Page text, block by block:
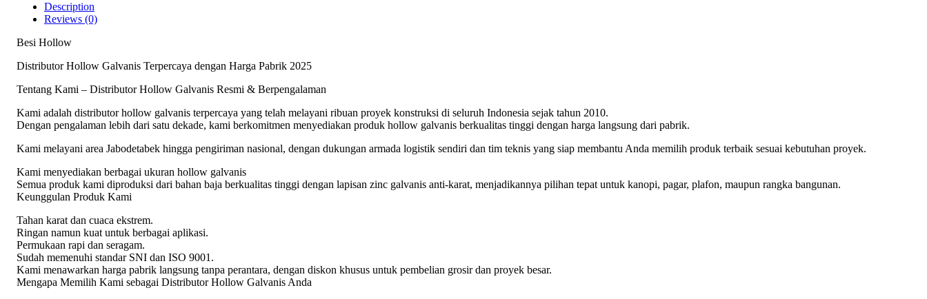
Description
Reviews (0)
Besi Hollow
Distributor Hollow Galvanis Terpercaya dengan Harga Pabrik 2025
Tentang Kami – Distributor Hollow Galvanis Resmi & Berpengalaman
Kami adalah distributor hollow galvanis terpercaya yang telah melayani ribuan proyek konstruksi di seluruh Indonesia sejak tahun 2010.
Dengan pengalaman lebih dari satu dekade, kami berkomitmen menyediakan produk hollow galvanis berkualitas tinggi dengan harga langsung dari pabrik.
Kami melayani area Jabodetabek hingga pengiriman nasional, dengan dukungan armada logistik sendiri dan tim teknis yang siap membantu Anda memilih produk terbaik sesuai kebutuhan proyek.
Kami menyediakan berbagai ukuran hollow galvanis
Semua produk kami diproduksi dari bahan baja berkualitas tinggi dengan lapisan zinc galvanis anti-karat, menjadikannya pilihan tepat untuk kanopi, pagar, plafon, maupun rangka bangunan.
Keunggulan Produk Kami
Tahan karat dan cuaca ekstrem.
Ringan namun kuat untuk berbagai aplikasi.
Permukaan rapi dan seragam.
Sudah memenuhi standar SNI dan ISO 9001.
Kami menawarkan harga pabrik langsung tanpa perantara, dengan diskon khusus untuk pembelian grosir dan proyek besar.
Mengapa Memilih Kami sebagai Distributor Hollow Galvanis Anda